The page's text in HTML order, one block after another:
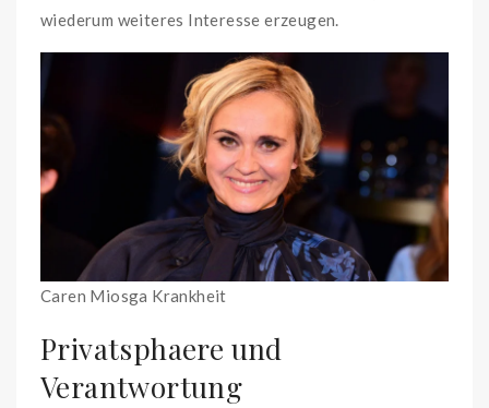
wiederum weiteres Interesse erzeugen.
Caren Miosga Krankheit
Privatsphaere und
Verantwortung